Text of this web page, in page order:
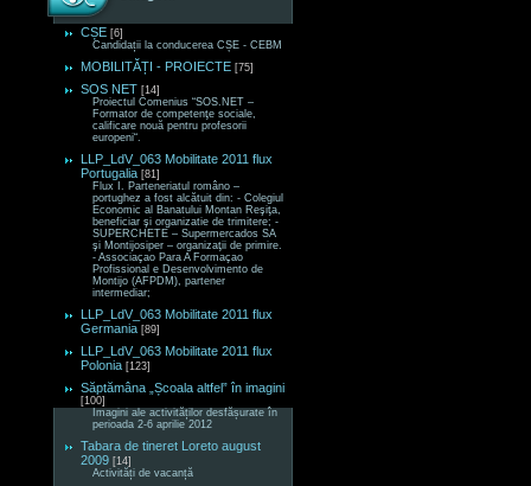
CȘE [6]
Candidații la conducerea CȘE - CEBM
MOBILITĂȚI - PROIECTE [75]
SOS NET [14]
Proiectul Comenius “SOS.NET –
Formator de competenţe sociale,
calificare nouă pentru profesorii
europeni“.
LLP_LdV_063 Mobilitate 2011 flux
Portugalia [81]
Flux I. Parteneriatul româno –
portughez a fost alcătuit din: - Colegiul
Economic al Banatului Montan Reşiţa,
beneficiar şi organizatie de trimitere; -
SUPERCHETE – Supermercados SA
şi Montijosiper – organizaţii de primire.
- Associaçao Para A Formaçao
Profissional e Desenvolvimento de
Montijo (AFPDM), partener
intermediar;
LLP_LdV_063 Mobilitate 2011 flux
Germania [89]
LLP_LdV_063 Mobilitate 2011 flux
Polonia [123]
Săptămâna „Școala altfel” în imagini
[100]
Imagini ale activităților desfășurate în
perioada 2-6 aprilie 2012
Tabara de tineret Loreto august
2009 [14]
Activități de vacanță